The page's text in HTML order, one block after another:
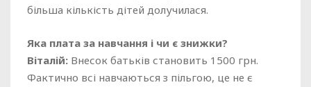
більша кількість дітей долучилася.
Яка плата за навчання і чи є знижки?
Віталій: Внесок батьків становить 1500 грн.
Фактично всі навчаються з пільгою, це не є